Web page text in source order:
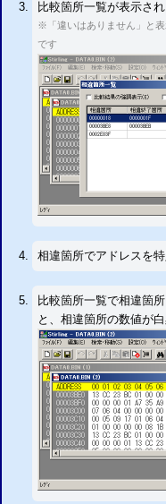
比較箇所一覧が表示さ
※「違いはありません」と
です
相違箇所でアドレスを
比較箇所一覧で相違箇
と、相違箇所の数値が